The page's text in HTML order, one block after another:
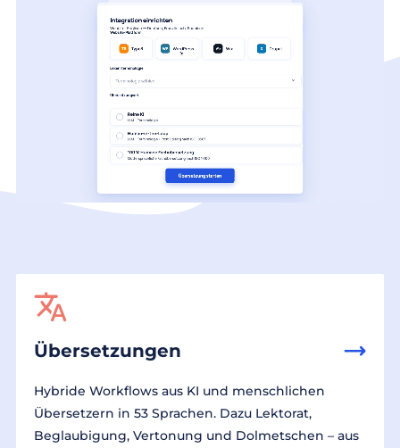
Übersetzungen
Hybride Workflows aus KI und menschlichen
Übersetzern in 53 Sprachen. Dazu Lektorat,
Beglaubigung, Vertonung und Dolmetschen – aus